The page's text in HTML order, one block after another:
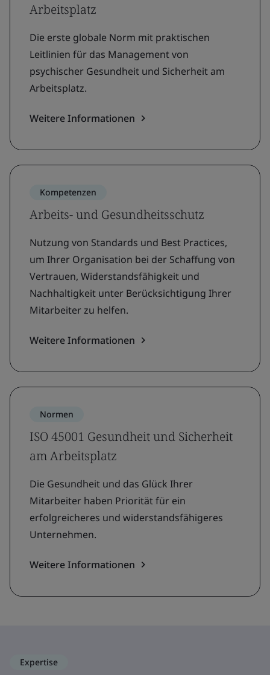
Arbeitsplatz
Die erste globale Norm mit praktischen
Leitlinien für das Management von
psychischer Gesundheit und Sicherheit am
Arbeitsplatz.
Weitere Informationen
Kompetenzen
Arbeits- und Gesundheitsschutz
Nutzung von Standards und Best Practices,
um Ihrer Organisation bei der Schaffung von
Vertrauen, Widerstandsfähigkeit und
Nachhaltigkeit unter Berücksichtigung Ihrer
Mitarbeiter zu helfen.
Weitere Informationen
Normen
ISO 45001 Gesundheit und Sicherheit
am Arbeitsplatz
Die Gesundheit und das Glück Ihrer
Mitarbeiter haben Priorität für ein
erfolgreicheres und widerstandsfähigeres
Unternehmen.
Weitere Informationen
Expertise